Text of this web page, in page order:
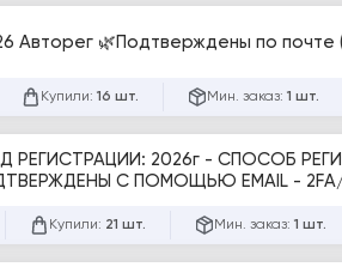
Авторег 🌿Подтверждены по почте
Купили: 16 шт. Мин. заказ: 1 шт.
РЕГИСТРАЦИИ: 2026г - СПОСОБ
Купили: 21 шт. Мин. заказ: 1 шт.